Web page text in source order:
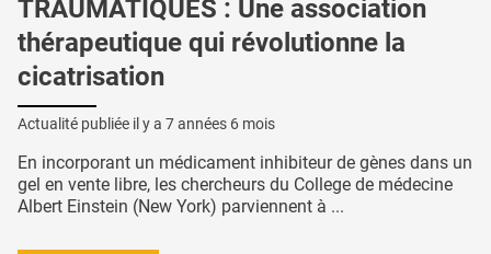
TRAUMATIQUES : Une association
thérapeutique qui révolutionne la
cicatrisation
Actualité publiée il y a 7 années 6 mois
En incorporant un médicament inhibiteur de gènes dans un
gel en vente libre, les chercheurs du College de médecine
Albert Einstein (New York) parviennent à ...